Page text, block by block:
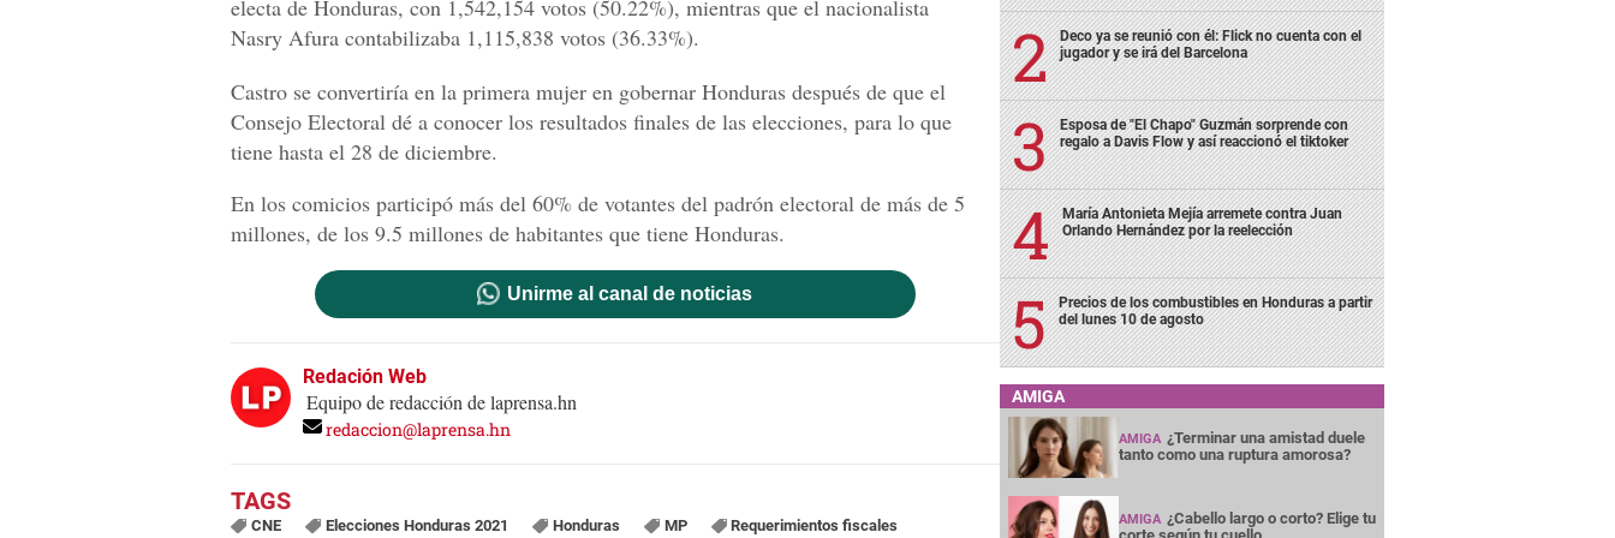
electa de Honduras, con 1,542,154 votos (50.22%), mientras que el nacionalista
Nasry Afura contabilizaba 1,115,838 votos (36.33%).
Castro se convertiría en la primera mujer en gobernar Honduras después de que el
Consejo Electoral dé a conocer los resultados finales de las elecciones, para lo que
tiene hasta el 28 de diciembre.
En los comicios participó más del 60% de votantes del padrón electoral de más de 5
millones, de los 9.5 millones de habitantes que tiene Honduras.
Unirme al canal de noticias
Redación Web
Equipo de redacción de laprensa.hn
redaccion@laprensa.hn
CNE Elecciones Honduras 2021 Honduras MP Requerimientos fiscales
Deco ya se reunió con él: Flick no cuenta con el
jugador y se irá del Barcelona
Esposa de "El Chapo" Guzmán sorprende con
regalo a Davis Flow y así reaccionó el tiktoker
María Antonieta Mejía arremete contra Juan
Orlando Hernández por la reelección
Precios de los combustibles en Honduras a partir
del lunes 10 de agosto
AMIGA
AMIGA ¿Terminar una amistad duele
tanto como una ruptura amorosa?
AMIGA ¿Cabello largo o corto? Elige tu